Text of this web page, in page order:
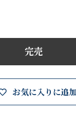
完売
お気に入りに追